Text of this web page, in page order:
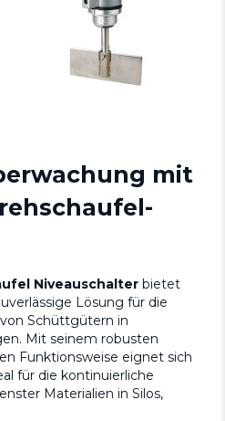
mit
Niveauschalter bietet
Lösung für die
Schüttgütern in
Mit seinem robusten
Funktionsweise eignet sich
für die kontinuierliche
Materialien in Silos,